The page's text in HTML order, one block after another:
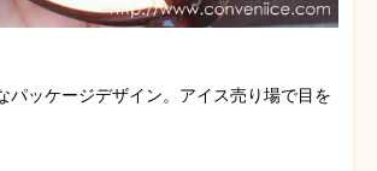
パッケージデザイン。アイス売り場で目を